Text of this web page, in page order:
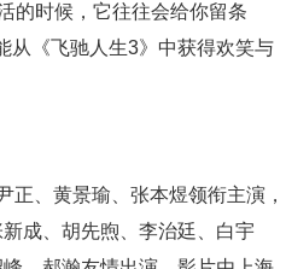
的时候，它往往会给你留条
从《飞驰人生3》中获得欢笑与
、黄景瑜、张本煜领衔主演，
成、胡先煦、李治廷、白宇